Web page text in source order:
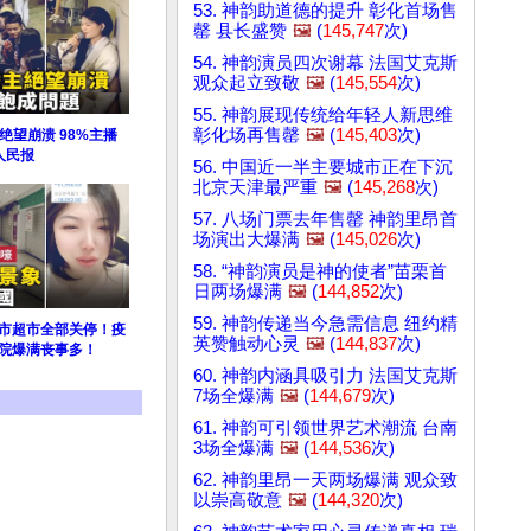
望崩溃 98%主播
民报
超市全部关停！疫
爆满丧事多！
53. 神韵助道德的提升 彰化首场售
罄 县长盛赞 🖼️ (145,747次)
54. 神韵演员四次谢幕 法国艾克斯
观众起立致敬 🖼️ (145,554次)
55. 神韵展现传统给年轻人新思维
彰化场再售罄 🖼️ (145,403次)
56. 中国近一半主要城市正在下沉
北京天津最严重 🖼️ (145,268次)
57. 八场门票去年售罄 神韵里昂首
场演出大爆满 🖼️ (145,026次)
58. “神韵演员是神的使者”苗栗首
日两场爆满 🖼️ (144,852次)
59. 神韵传递当今急需信息 纽约精
英赞触动心灵 🖼️ (144,837次)
60. 神韵内涵具吸引力 法国艾克斯
7场全爆满 🖼️ (144,679次)
61. 神韵可引领世界艺术潮流 台南
3场全爆满 🖼️ (144,536次)
62. 神韵里昂一天两场爆满 观众致
以崇高敬意 🖼️ (144,320次)